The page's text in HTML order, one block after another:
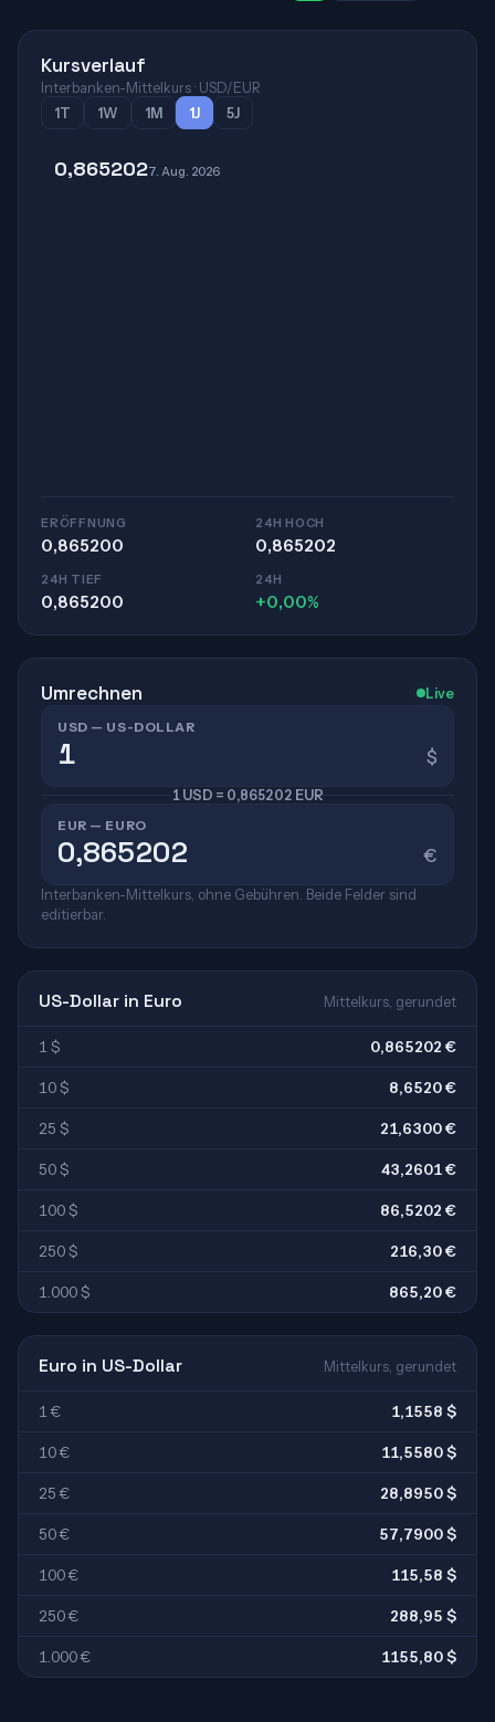
Kursverlauf
Interbanken-Mittelkurs · USD/EUR
1T
1W 1M 1J 5J
0,8652027. Aug. 2026
ERÖFFNUNG
0,865200
24H HOCH
0,865202
24H TIEF
0,865200
24H
+0,00%
Umrechnen Live
USD — US-DOLLAR
$
1 USD = 0,865202 EUR
EUR — EURO
€
Interbanken-Mittelkurs, ohne Gebühren. Beide Felder sind
editierbar.
US-Dollar in Euro Mittelkurs, gerundet
1 $ 0,865202 €
10 $ 8,6520 €
25 $ 21,6300 €
50 $ 43,2601 €
100 $ 86,5202 €
250 $ 216,30 €
1.000 $ 865,20 €
Euro in US-Dollar Mittelkurs, gerundet
1 € 1,1558 $
10 € 11,5580 $
25 € 28,8950 $
50 € 57,7900 $
100 € 115,58 $
250 € 288,95 $
1.000 € 1155,80 $